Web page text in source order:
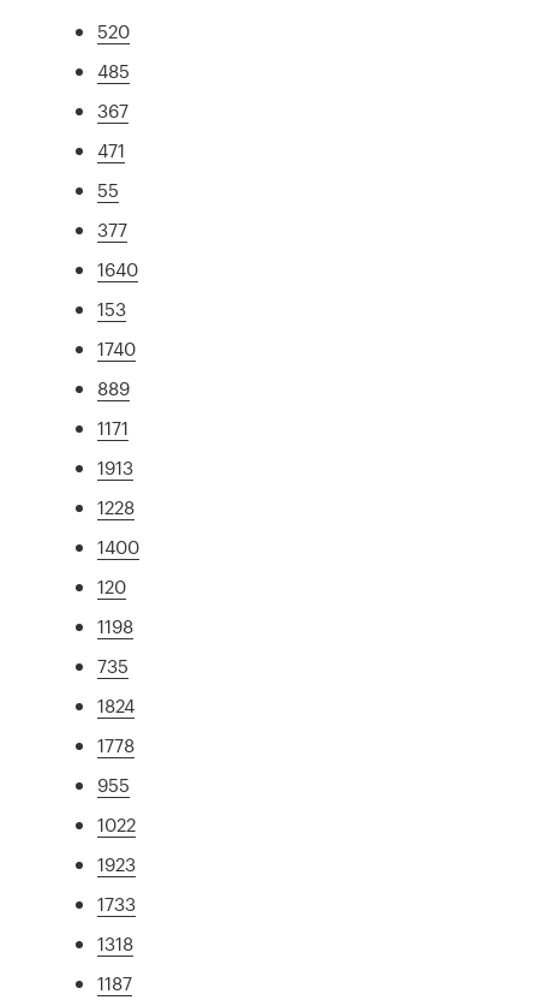
520
485
367
471
55
377
1640
153
1740
889
1171
1913
1228
1400
120
1198
735
1824
1778
955
1022
1923
1733
1318
1187